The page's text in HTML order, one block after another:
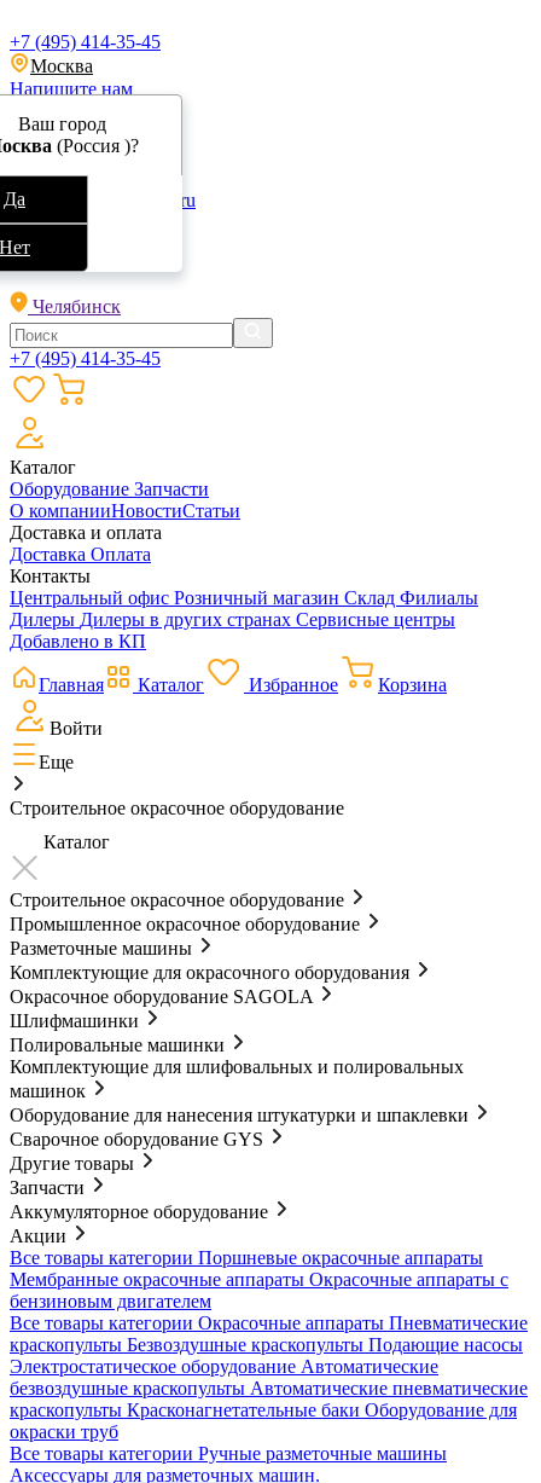
+7 (495) 414-35-45
Москва
Напишите нам
info@specokraska.ru
Обратный звонок
Челябинск
+7 (495) 414-35-45
Каталог
Оборудование Запчасти
О компанииНовостиСтатьи
Доставка и оплата
Доставка Оплата
Контакты
Центральный офис Розничный магазин Склад Филиалы
Дилеры Дилеры в других странах Сервисные центры
Добавлено в КП
Главная Каталог Избранное Корзина
Войти
Еще
Строительное окрасочное оборудование
Каталог
Строительное окрасочное оборудование
Промышленное окрасочное оборудование
Разметочные машины
Комплектующие для окрасочного оборудования
Окрасочное оборудование SAGOLA
Шлифмашинки
Полировальные машинки
Комплектующие для шлифовальных и полировальных
машинок
Оборудование для нанесения штукатурки и шпаклевки
Сварочное оборудование GYS
Другие товары
Запчасти
Аккумуляторное оборудование
Акции
Все товары категории Поршневые окрасочные аппараты
Мембранные окрасочные аппараты Окрасочные аппараты с
бензиновым двигателем
Все товары категории Окрасочные аппараты Пневматические
краскопульты Безвоздушные краскопульты Подающие насосы
Электростатическое оборудование Автоматические
безвоздушные краскопульты Автоматические пневматические
краскопульты Красконагнетательные баки Оборудование для
окраски труб
Все товары категории Ручные разметочные машины
Аксессуары для разметочных машин.
Ваш город
(Россия )?
Да
Нет